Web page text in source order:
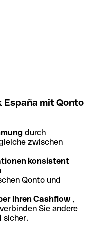
España mit Qonto
durch
zwischen
konsistent
Qonto und
Ihren Cashflow ,
Sie andere
sicher.